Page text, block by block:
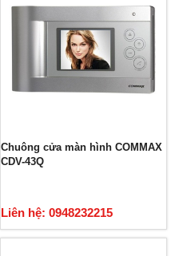
Chuông cửa màn hình COMMAX
CDV-43Q
Liên hệ: 0948232215